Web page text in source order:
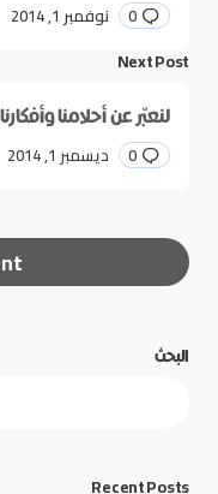
0 نوفمبر 1, 2014
Next Post
لنعبّر عن أحلامنا
0 ديسمبر 1, 2014
البحث
Recent Posts